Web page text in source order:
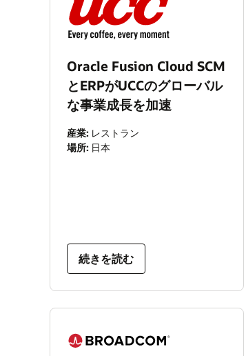
Oracle Fusion Cloud SCM
とERPがUCCのグローバル
な事業成長を加速
産業: レストラン
場所: 日本
続きを読む